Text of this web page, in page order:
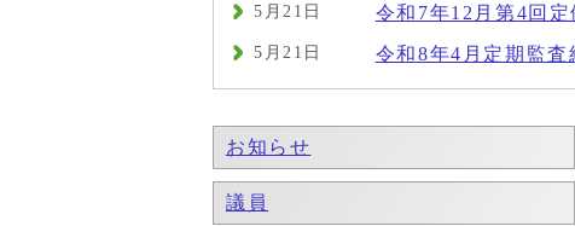
5月21日 令和7年12月第4回定
5月21日 令和8年4月定期監査
お知らせ
議員